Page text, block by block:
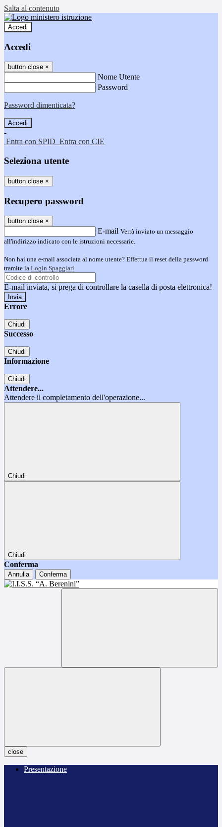
Salta al contenuto
Accedi
Accedi
button close ×
Nome Utente
Password
Password dimenticata?
-
Entra con SPID Entra con CIE
Seleziona utente
button close ×
Recupero password
button close ×
E-mail Verrà inviato un messaggio
all'indirizzo indicato con le istruzioni necessarie.
Non hai una e-mail associata al nome utente? Effettua il reset della password
tramite la Login Spaggiari
E-mail inviata, si prega di controllare la casella di posta elettronica!
Errore
Chiudi
Successo
Chiudi
Informazione
Chiudi
Attendere...
Attendere il completamento dell'operazione...
Chiudi
Chiudi
Conferma
Annulla Conferma
close
Presentazione